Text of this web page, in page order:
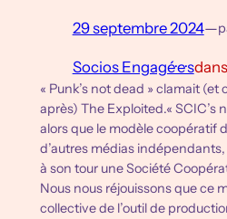
29 septembre 2024—
Socios Engagé·e·sdans
« Punk’s not dead » clamait
après) The Exploited.« SCIC’s
alors que le modèle coopératif
d’autres médias
à son tour une Société
Nous nous réjouissons que ce
collective de l’outil de